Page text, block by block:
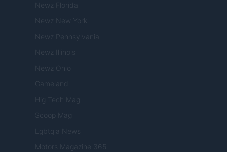
Newz Florida
Newz New York
Newz Pennsylvania
Newz Illinois
Newz Ohio
Gameland
Hig Tech Mag
Scoop Mag
Lgbtqia News
Motors Magazine 365